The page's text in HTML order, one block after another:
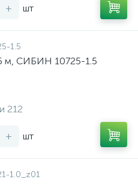
+ шт
1.5
м, СИБИН 10725-1.5
212
+ шт
1.0_z01